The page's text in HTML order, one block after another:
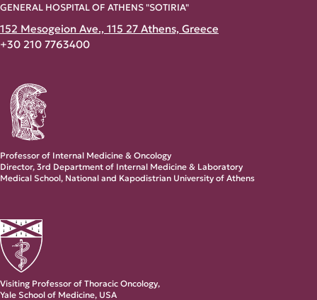
GENERAL HOSPITAL OF ATHENS "SOTIRIA"
152 Mesogeion Ave., 115 27 Athens, Greece
+30 210 7763400
Professor of Internal Medicine & Oncology
Director, 3rd Department of Internal Medicine & Laboratory
Medical School, National and Kapodistrian University of Athens
Visiting Professor of Thoracic Oncology,
Yale School of Medicine, USA